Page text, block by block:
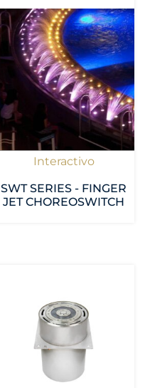
Interactivo
SWT SERIES - FINGER
JET CHOREOSWITCH